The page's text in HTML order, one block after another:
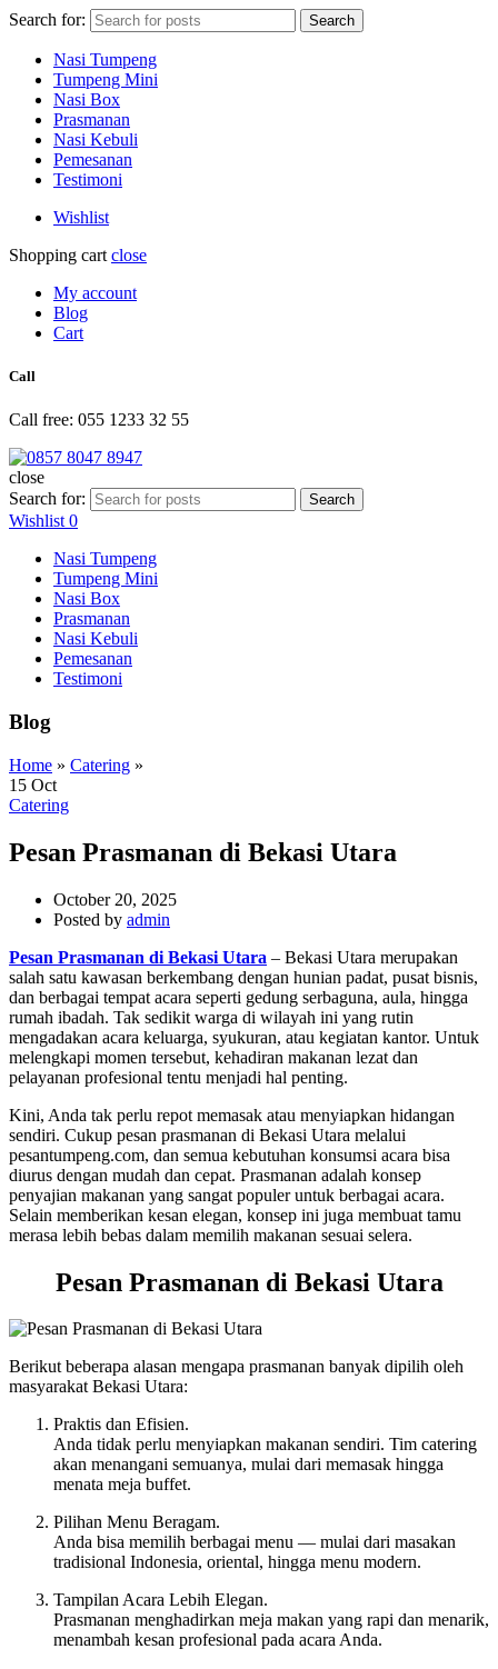
Search for: Search
Nasi Tumpeng
Tumpeng Mini
Nasi Box
Prasmanan
Nasi Kebuli
Pemesanan
Testimoni
Wishlist
Shopping cart close
My account
Blog
Cart
Call
Call free: 055 1233 32 55
close
Search for:
Search
Wishlist 0
Nasi Tumpeng
Tumpeng Mini
Nasi Box
Prasmanan
Nasi Kebuli
Pemesanan
Testimoni
Blog
Home » Catering »
15 Oct
Catering
Pesan Prasmanan di Bekasi Utara
October 20, 2025
Posted by admin
Pesan Prasmanan di Bekasi Utara – Bekasi Utara merupakan
salah satu kawasan berkembang dengan hunian padat, pusat bisnis,
dan berbagai tempat acara seperti gedung serbaguna, aula, hingga
rumah ibadah. Tak sedikit warga di wilayah ini yang rutin
mengadakan acara keluarga, syukuran, atau kegiatan kantor. Untuk
melengkapi momen tersebut, kehadiran makanan lezat dan
pelayanan profesional tentu menjadi hal penting.
Kini, Anda tak perlu repot memasak atau menyiapkan hidangan
sendiri. Cukup pesan prasmanan di Bekasi Utara melalui
pesantumpeng.com, dan semua kebutuhan konsumsi acara bisa
diurus dengan mudah dan cepat. Prasmanan adalah konsep
penyajian makanan yang sangat populer untuk berbagai acara.
Selain memberikan kesan elegan, konsep ini juga membuat tamu
merasa lebih bebas dalam memilih makanan sesuai selera.
Pesan Prasmanan di Bekasi Utara
Berikut beberapa alasan mengapa prasmanan banyak dipilih oleh
masyarakat Bekasi Utara:
Praktis dan Efisien.
Anda tidak perlu menyiapkan makanan sendiri. Tim catering
akan menangani semuanya, mulai dari memasak hingga
menata meja buffet.
Pilihan Menu Beragam.
Anda bisa memilih berbagai menu — mulai dari masakan
tradisional Indonesia, oriental, hingga menu modern.
Tampilan Acara Lebih Elegan.
Prasmanan menghadirkan meja makan yang rapi dan menarik,
menambah kesan profesional pada acara Anda.